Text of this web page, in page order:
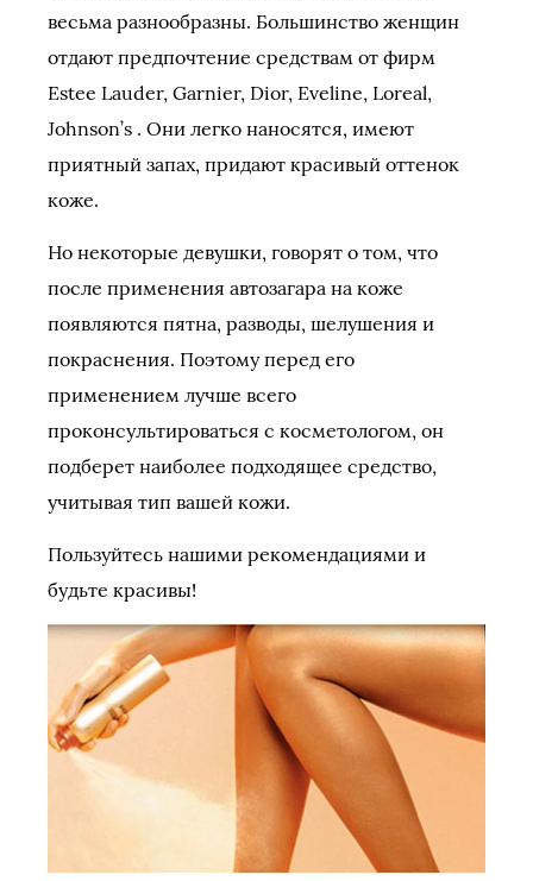
весьма разнообразны. Большинство женщин
отдают предпочтение средствам от фирм
Estee Lauder, Garnier, Dior, Eveline, Loreal,
Johnson’s . Они легко наносятся, имеют
приятный запах, придают красивый оттенок
коже.
Но некоторые девушки, говорят о том, что
после применения автозагара на коже
появляются пятна, разводы, шелушения и
покраснения. Поэтому перед его
применением лучше всего
проконсультироваться с косметологом, он
подберет наиболее подходящее средство,
учитывая тип вашей кожи.
Пользуйтесь нашими рекомендациями и
будьте красивы!